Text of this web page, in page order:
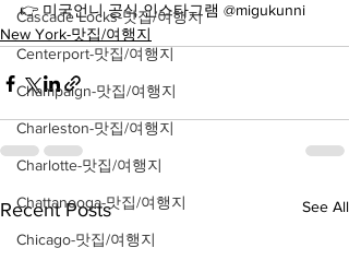
Cascade Locks-맛집/여행지
Centerport-맛집/여행지
Champaign-맛집/여행지
Charleston-맛집/여행지
Charlotte-맛집/여행지
Chattanooga-맛집/여행지
Chicago-맛집/여행지
👉 미국언니 공식 인스타그램 @migukunni
New York-맛집/여행지
Recent Posts See All